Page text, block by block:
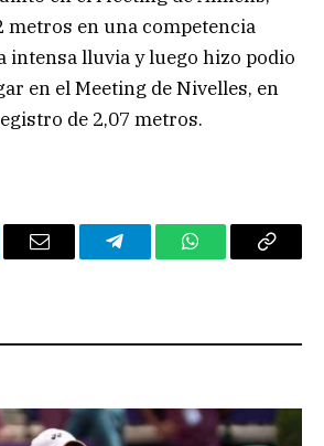
metros en una competencia
intensa lluvia y luego hizo podio
en el Meeting de Nivelles, en
de 2,07 metros.
Email TelegramWhatsAppCopy